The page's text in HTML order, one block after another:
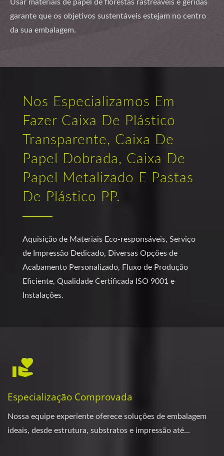
Usar materiais de papel de florestas rastreáveis e geridas
garante que os objetivos sustentáveis estejam no centro
da sua embalagem.
Nos Especializamos Em
Fazer Caixa De Plástico
Transparente, Caixa De
Papel Dobrada, Caixa De
Papel Metalizado E Pastas
De Plástico PP.
Aquisição de Materiais Eco-responsáveis, Serviço
de Impressão Dedicado, Diversas Opções de
Acabamento Personalizado, Fluxo de Produção
Eficiente, Qualidade Certificada ISO 9001 e
Instalações.
Especialização Comprovada
Nossa equipe experiente oferece soluções de embalagem
ideais, desde estrutura, substratos e impressão até...